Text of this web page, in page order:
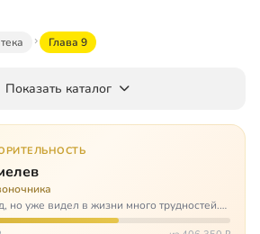
Глава 9
Показать каталог
но уже видел в жизни много трудностей.
заботится о себе сам, но, когда